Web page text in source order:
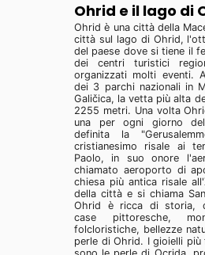
Ohrid e il lago di
Ohrid è una città della
città sul lago di Ohrid,
del paese dove si tiene il
dei centri turistici
organizzati molti eventi.
dei 3 parchi nazionali in
Galičica, la vetta più alta
2255 metri. Una volta
una per ogni giorno
definita la
cristianesimo risale ai
Paolo, in suo onore
chiamato aeroporto di
chiesa più antica risale
della città e si chiama
Ohrid è ricca di storia,
case pittoresche,
folcloristiche, bellezze
perle di Ohrid. I gioielli più